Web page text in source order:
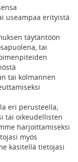
useampaa erityistä
täytäntöön
tai
tai kolmannen
eri perusteella,
tai oikeudellisten
harjoittamiseksi
myös
käsitellä tietojasi